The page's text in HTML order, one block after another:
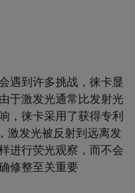
遇到许多挑战，徕卡显
于激发光通常比发射光
，徕卡采用了获得专利
激发光被反射到远离发
进行荧光观察，而不会
修整至关重要